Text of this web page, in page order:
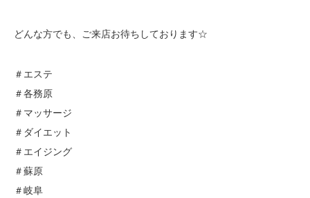
どんな方でも、ご来店お待ちしております☆
＃エステ
＃各務原
＃マッサージ
＃ダイエット
＃エイジング
＃蘇原
＃岐阜